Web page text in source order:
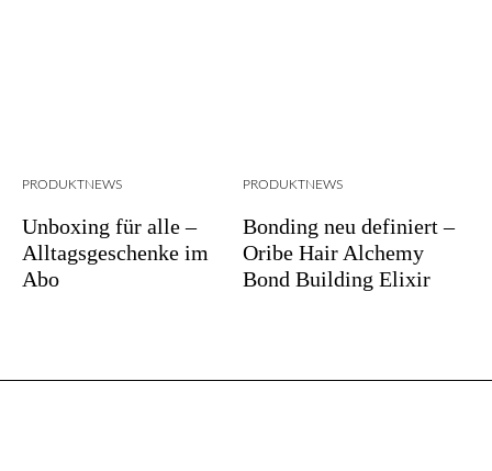
PRODUKTNEWS
Unboxing für alle –
Alltagsgeschenke im
Abo
PRODUKTNEWS
Bonding neu definiert –
Oribe Hair Alchemy
Bond Building Elixir